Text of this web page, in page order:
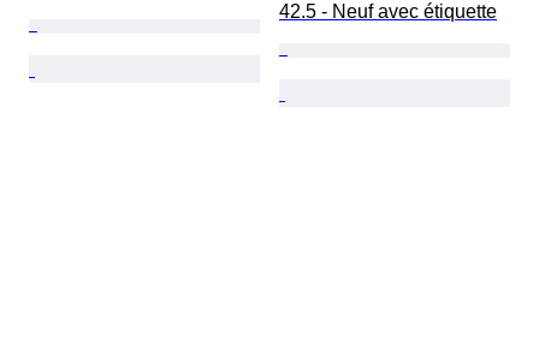
42.5 - Neuf avec étiquette